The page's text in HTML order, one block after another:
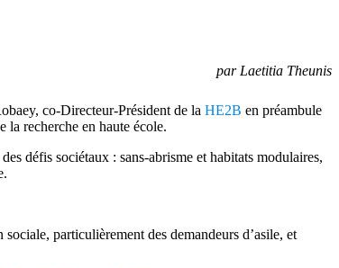
par Laetitia Theunis
co-Directeur-Président de la HE2B en préambule
la recherche en haute école.
défis sociétaux : sans-abrisme et habitats modulaires,
particulièrement des demandeurs d’asile, et